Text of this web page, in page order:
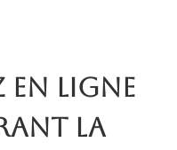
en ligne
La